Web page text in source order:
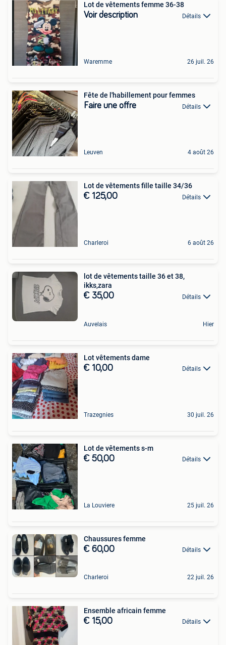
Lot de vêtements femme 36-38
Voir description Détails
Waremme 26 juil. 26
Fête de l'habillement pour femmes
Faire une offre Détails
Leuven 4 août 26
Lot de vêtements fille taille 34/36
€ 125,00 Détails
Charleroi 6 août 26
lot de vêtements taille 36 et 38,
ikks,zara
€ 35,00 Détails
Auvelais Hier
Lot vêtements dame
€ 10,00 Détails
Trazegnies 30 juil. 26
Lot de vêtements s-m
€ 50,00 Détails
La Louviere 25 juil. 26
Chaussures femme
€ 60,00 Détails
Charleroi 22 juil. 26
Ensemble africain femme
€ 15,00 Détails